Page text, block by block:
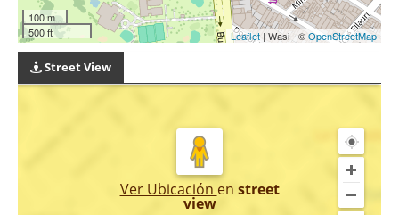
100 m
500 ft
Leaflet | Wasi - ©OpenStreetMap
Street View
Ver Ubicación en street
view